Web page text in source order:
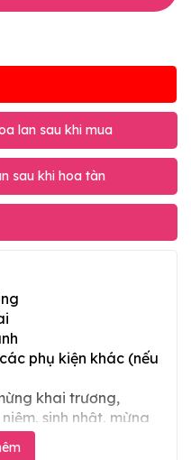
lan sau khi mua
sau khi hoa tàn
phụ kiện khác (nếu
khai trương,
sinh nhật, mừng
ngày lễ tết trong